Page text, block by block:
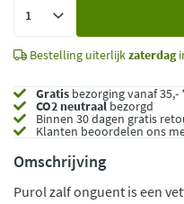
Bestelling uiterlijkzaterdag
Gratis bezorging vanaf 35,-
CO2 neutraalbezorgd
Binnen 30 dagen gratis
Klanten beoordelen ons
Omschrijving
Purol zalf onguent is een